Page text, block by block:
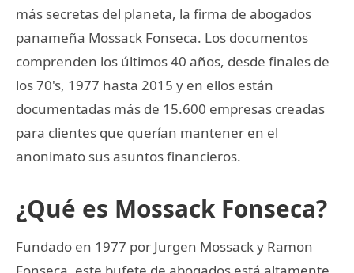
más secretas del planeta, la firma de abogados
panameña Mossack Fonseca. Los documentos
comprenden los últimos 40 años, desde finales de
los 70's, 1977 hasta 2015 y en ellos están
documentadas más de 15.600 empresas creadas
para clientes que querían mantener en el
anonimato sus asuntos financieros.
¿Qué es Mossack Fonseca?
Fundado en 1977 por Jurgen Mossack y Ramon